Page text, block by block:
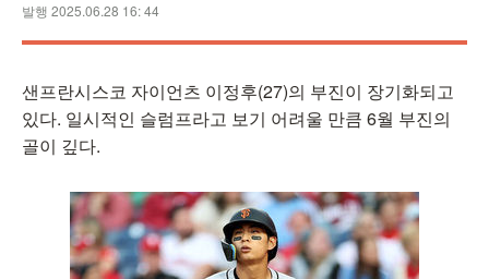
발행 2025.06.28 16: 44
샌프란시스코 자이언츠 이정후(27)의 부진이 장기화되고
있다. 일시적인 슬럼프라고 보기 어려울 만큼 6월 부진의
골이 깊다.